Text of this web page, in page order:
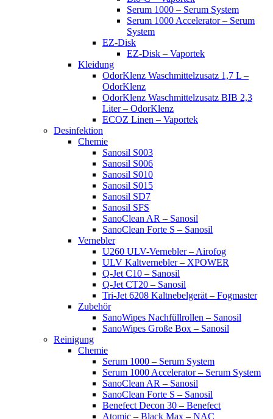
Serum 1000 – Serum System
Serum 1000 Accelerator – Serum
System
EZ-Disk
EZ-Disk – Vaportek
Kleidung
OdorKlenz Waschmittelzusatz 1,7 L –
OdorKlenz
OdorKlenz Waschmittelzusatz BIB 2,3
Liter – OdorKlenz
ECOZ Linen – Vaportek
Desinfektion
Chemie
Sanosil S003
Sanosil S006
Sanosil S010
Sanosil S015
Sanosil SD7
Sanosil SFS
SanoClean AR – Sanosil
SanoClean Forte S – Sanosil
Vernebler
U260 ULV-Vernebler – Airofog
ULV Kaltvernebler – XPOWER
Q-Jet C10 – Sanosil
Q-Jet CT20 – Sanosil
Tri-Jet 6208 Kaltnebelgerät – Fogmaster
Zubehör
SanoWipes Nachfüllrollen – Sanosil
SanoWipes Große Box – Sanosil
Reinigung
Chemie
Serum 1000 – Serum System
Serum 1000 Accelerator – Serum System
SanoClean AR – Sanosil
SanoClean Forte S – Sanosil
Benefect Decon 30 – Benefect
Atomic – Black Max – NAC